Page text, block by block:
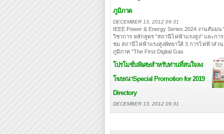
ภูมิภาค
DECEMBER 13, 2012 09:31
IEEE Power & Energy Series 2024 งานสัมมน
วิชาการ หลักสูตร "สถานีไฟฟ้าแรงสูง" และการ
ชม สถานีไฟฟ้าแรงสูงพัทยาใต้ 3 การไฟฟ้าส่วน
ภูมิภาค "The First Digital Gas
โปรโมชั่นพิเศษสำหรับท่านที่สนใจลง
โฆษณาSpecial Promotion for 2019
Directory
DECEMBER 13, 2012 09:31